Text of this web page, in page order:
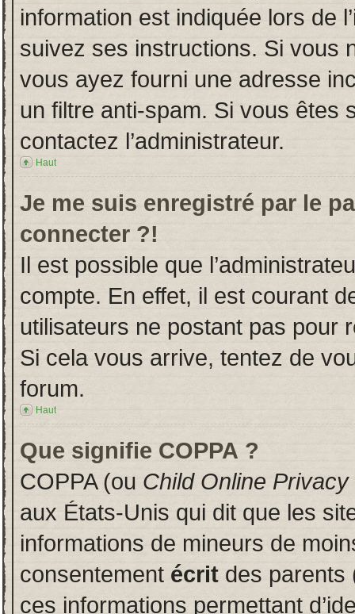
information est indiquée lors de
suivez ses instructions. Si vous
vous ayez fourni une adresse
un filtre anti-spam. Si vous êtes
contactez l’administrateur.
Haut
Je me suis enregistré par le
connecter ?!
Il est possible que
compte. En effet, il est courant
utilisateurs ne postant pas pour
Si cela vous arrive, tentez de
forum.
Haut
Que signifie COPPA ?
COPPA (ou Child Online
aux États-Unis qui dit que les
informations de mineurs de
consentement écrit des parents
ces informations permettant